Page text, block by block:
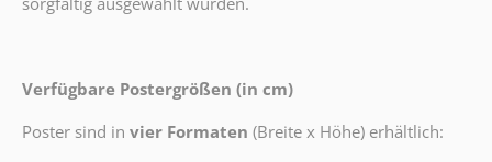
Verfügbare Postergrößen (in cm)
Poster sind in vier Formaten (Breite x Höhe) erhältlich: